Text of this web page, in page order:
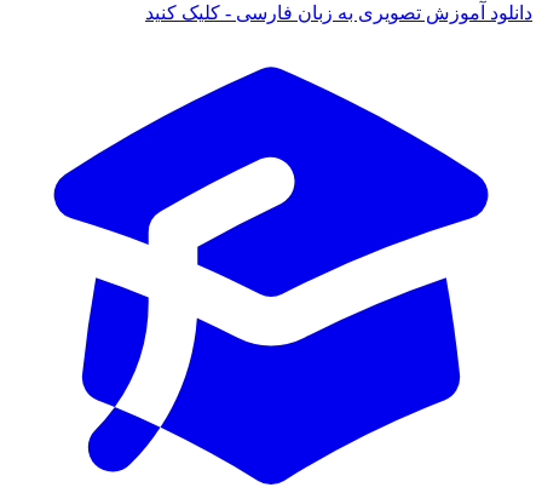
دانلود آموزش تصویری به زبان فارسی - کلیک کنید